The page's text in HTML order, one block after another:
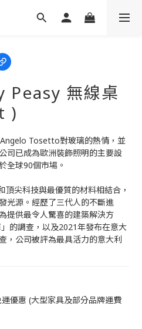
Peasy 無線桌
)
Tosetto對玻璃的熱情，並
司已成為歐洲裝飾照明的主要設
全球90個市場。
尖科技與最優質的材料相結合，
光源。經歷了三代人的不斷進
提供最令人驚喜的建築解決方
的調查，以及2021年發布在意大
，公司被評為最具活力的意大利
優惠 (大型家具及部分品牌運費